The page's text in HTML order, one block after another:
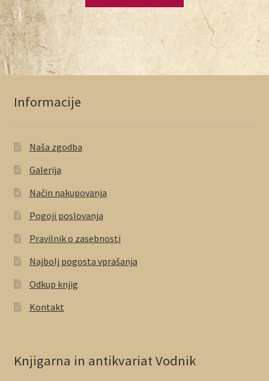
Informacije
Naša zgodba
Galerija
Način nakupovanja
Pogoji poslovanja
Pravilnik o zasebnosti
Najbolj pogosta vprašanja
Odkup knjig
Kontakt
Knjigarna in antikvariat Vodnik